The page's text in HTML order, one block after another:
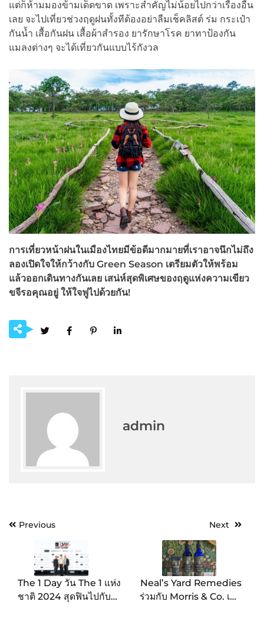
แต่ก็ห้ามมองข้ามเด็ดขาด เพราะสำคัญไม่น้อยไปกว่าเรื่องอื่น
เลย จะไปเที่ยวช่วงฤดูฝนทั้งทีต้องอย่าลืมเช็คลิสต์ ร่ม กระเป๋า
กันน้ำ เสื้อกันฝน เสื้อผ้าสำรอง ยารักษาโรค ยาทาป้องกัน
แมลงต่างๆ จะได้เที่ยวกันแบบไร้กังวล
การเที่ยวหน้าฝนในเมืองไทยมีข้อดีมากมายที่เราอาจนึกไม่ถึง
ลองเปิดใจให้กว้างกับ Green Season เตรียมตัวให้พร้อม
แล้วออกเดินทางกันเลย เสน่ห์สุดพิเศษของฤดูแห่งความเขียว
ขจีรอคุณอยู่ ให้ใจฟูไปด้วยกัน!
admin
PostPrevious
The 1 Day วัน The 1 แห่ง
ชาติ 2024 สุดฟินไปกับ
Next
Neal’s Yard Remedies
ร่วมกับ Morris & Co. เปิด